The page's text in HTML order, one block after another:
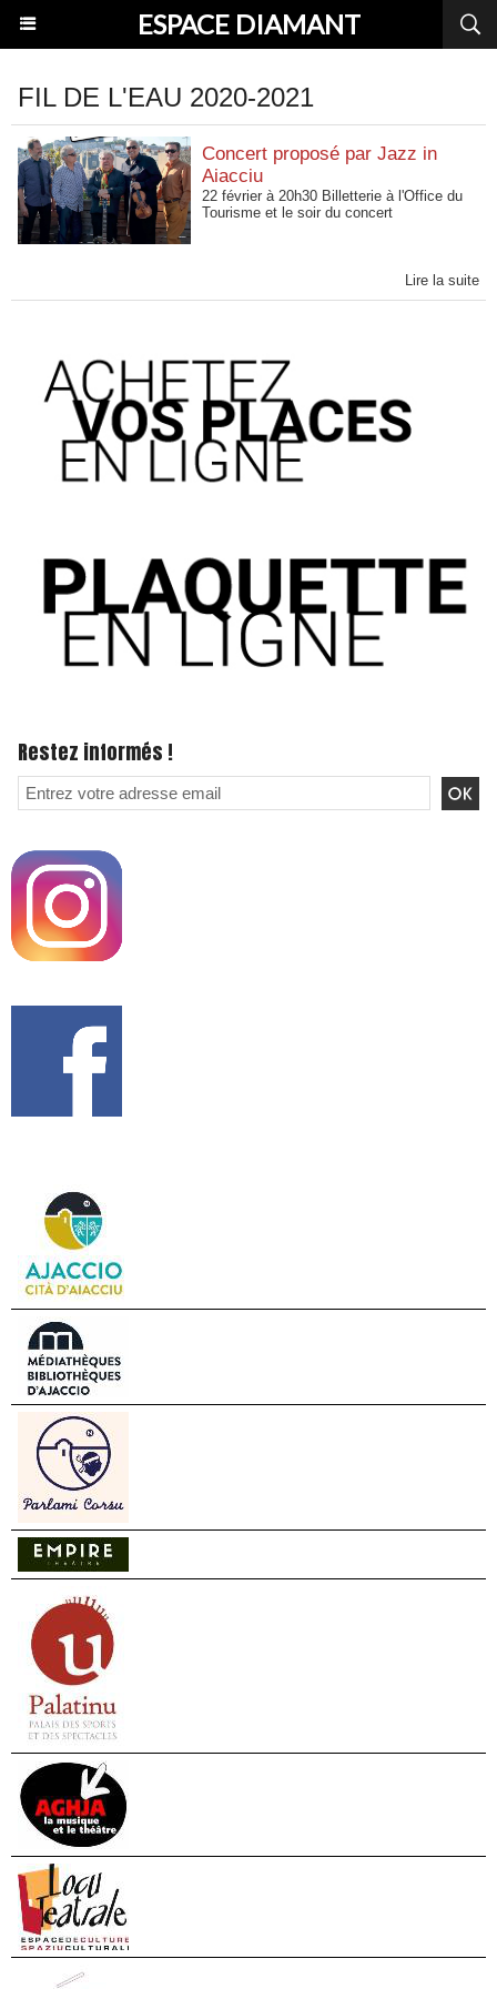
ESPACE DIAMANT
FIL DE L'EAU 2020-2021
Concert proposé par Jazz in
Aiacciu
22 février à 20h30 Billetterie à l'Office du
Tourisme et le soir du concert
Lire la suite
Restez informés !